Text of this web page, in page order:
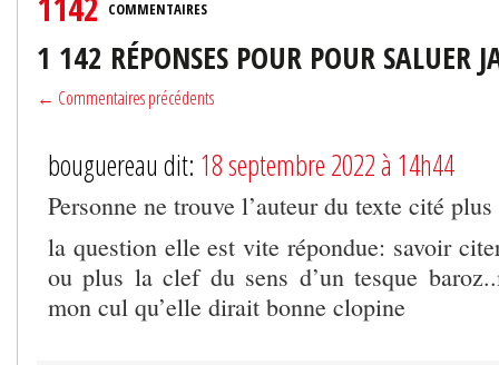
COMMENTAIRES
1 142 RÉPONSES POUR POUR SALUER
← Commentaires précédents
bouguereau dit: 18 septembre 2022 à 14h44
Personne ne trouve l’auteur du texte cité
la question elle est vite répondue: savoir
ou plus la clef du sens d’un tesque
mon cul qu’elle dirait bonne clopine